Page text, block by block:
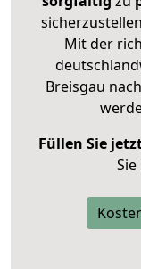
Mit der
Breisgau
Füllen Sie